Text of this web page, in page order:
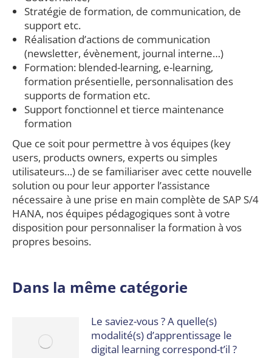
Stratégie de formation, de communication, de
support etc.
Réalisation d’actions de communication
(newsletter, évènement, journal interne…)
Formation: blended-learning, e-learning,
formation présentielle, personnalisation des
supports de formation etc.
Support fonctionnel et tierce maintenance
formation
Que ce soit pour permettre à vos équipes (key
users, products owners, experts ou simples
utilisateurs…) de se familiariser avec cette nouvelle
solution ou pour leur apporter l’assistance
nécessaire à une prise en main complète de SAP S/4
HANA, nos équipes pédagogiques sont à votre
disposition pour personnaliser la formation à vos
propres besoins.
Dans la même catégorie
Le saviez-vous ? A quelle(s)
modalité(s) d’apprentissage le
digital learning correspond-t’il ?